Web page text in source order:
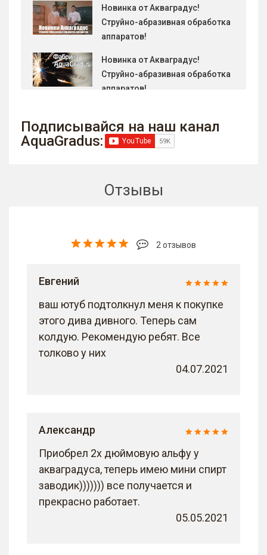
Новинка от Акваградус!
Струйно-абразивная обработка
аппаратов!
Новинка от Акваградус!
Струйно-абразивная обработка
аппаратов!
Струйно-абразивная обработка
аппаратов!
аппаратов!
аппаратов!
перегонка и ректификация.
Подписывайся на наш канал
AquaGradus:
Отзывы
2 отзывов
Евгений
ваш ютуб подтолкнул меня к покупке
этого дива дивного. Теперь сам
колдую. Рекомендую ребят. Все
толково у них
04.07.2021
Александр
Приобрел 2х дюймовую альфу у
акваградуса, теперь имею мини спирт
заводик))))))) все получается и
прекрасно работает.
05.05.2021